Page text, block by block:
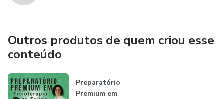
Outros produtos de quem criou esse
conteúdo
Preparatório
Premium em